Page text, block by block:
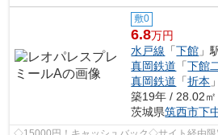
敷0
6.8万円
水戸線 「下館 」
真岡鉄道 「下館
真岡鉄道 「折本
築19年 / 28.02㎡
茨城県筑西市下